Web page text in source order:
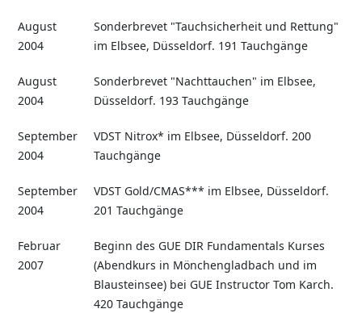
August
2004
Sonderbrevet "Tauchsicherheit und Rettung"
im Elbsee, Düsseldorf. 191 Tauchgänge
August
2004
Sonderbrevet "Nachttauchen" im Elbsee,
Düsseldorf. 193 Tauchgänge
September
2004
VDST Nitrox* im Elbsee, Düsseldorf. 200
Tauchgänge
September
2004
VDST Gold/CMAS*** im Elbsee, Düsseldorf.
201 Tauchgänge
Februar
2007
Beginn des GUE DIR Fundamentals Kurses
(Abendkurs in Mönchengladbach und im
Blausteinsee) bei GUE Instructor Tom Karch.
420 Tauchgänge